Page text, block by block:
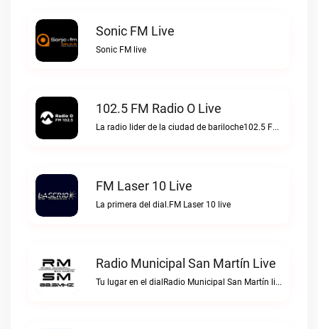
Sonic FM Live
Sonic FM live
102.5 FM Radio O Live
La radio lider de la ciudad de bariloche102.5 FM Radio O live
FM Laser 10 Live
La primera del dial.FM Laser 10 live
Radio Municipal San Martín Live
Tu lugar en el dialRadio Municipal San Martín live